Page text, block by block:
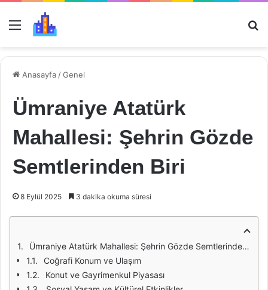
Menü
Anasayfa /Genel
Ümraniye Atatürk
Mahallesi: Şehrin Gözde
Semtlerinden Biri
8 Eylül 2025 3 dakika okuma süresi
Ümraniye Atatürk Mahallesi: Şehrin Gözde Semtlerinden Biri
Coğrafi Konum ve Ulaşım
Konut ve Gayrimenkul Piyasası